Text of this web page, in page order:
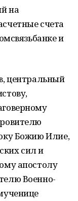
на
счета
и
центральный
Божию Илие,
сил и
апостолу
Военно-